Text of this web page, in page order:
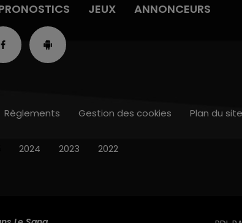
JEUX ANNONCEURS
Règlements Gestion des cookies Plan du site
2024 2023 2022